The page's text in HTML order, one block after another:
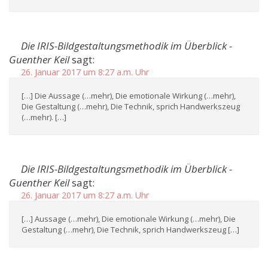
Die IRIS-Bildgestaltungsmethodik im Überblick -
Guenther Keilsagt:
26. Januar 2017 um 8:27 a.m. Uhr
[…] Die Aussage (…mehr), Die emotionale Wirkung (…mehr),
Die Gestaltung (…mehr), Die Technik, sprich Handwerkszeug
(…mehr). […]
Die IRIS-Bildgestaltungsmethodik im Überblick -
Guenther Keilsagt:
26. Januar 2017 um 8:27 a.m. Uhr
[…] Aussage (…mehr), Die emotionale Wirkung (…mehr), Die
Gestaltung (…mehr), Die Technik, sprich Handwerkszeug […]